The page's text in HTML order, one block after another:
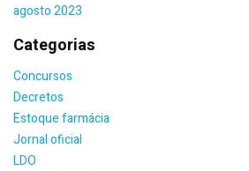
agosto 2023
Categorias
Concursos
Decretos
Estoque farmácia
Jornal oficial
LDO